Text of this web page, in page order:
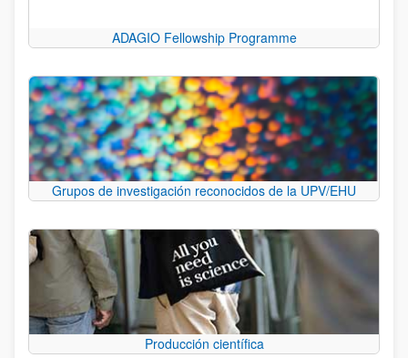
ADAGIO Fellowship Programme
Grupos de investigación reconocidos de la UPV/EHU
Producción científica